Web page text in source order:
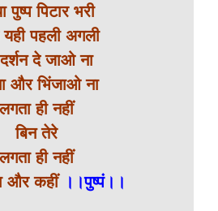
पुष्प पिटार भरी
पहली अगली
दे जाओ ना
और भिंजाओ ना
लगता ही नहीं
बिन तेरे
लगता ही नहीं
और कहीं।।पुष्पं।।